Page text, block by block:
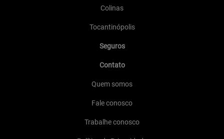
Colinas
Tocantinópolis
Seguros
Contato
Quem somos
Fale conosco
Trabalhe conosco